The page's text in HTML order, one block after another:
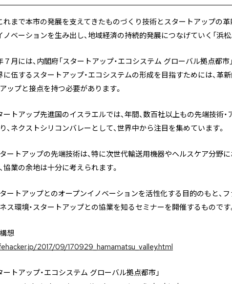
れまで本市の発展を支えてきたものづくり技術とスタートアップの
ノベーションを生み出し、地域経済の持続的発展につなげていく「浜
７月には、内閣府「スタートアップ・エコシステム グローバル拠点都
に伍するスタートアップ・エコシステムの形成を目指すためには、革
ップと接点を持つ必要があります。
ートアップ先進国のイスラエルでは、年間、数百社以上もの先端技術
、ネクストシリコンバレーとして、世界中から注目を集めています。
ートアップの先端技術は、特に次世代輸送用機器やヘルスケア分野
協業の余地は十分に考えられます。
ートアップとのオープンイノベーションを活性化する目的のもと、フ
ス環境・スタートアップとの協業を知るセミナーを開催するものです
想
2017/09/170929_hamamatsu_valley.html
トアップ・エコシステム グローバル拠点都市」